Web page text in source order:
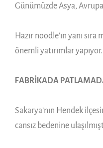
Günümüzde Asya,
Hazır noodle’ın yanı
önemli yatırımlar yapıyor.
FABRİKADA
Sakarya’nın Hendek
cansız bedenine